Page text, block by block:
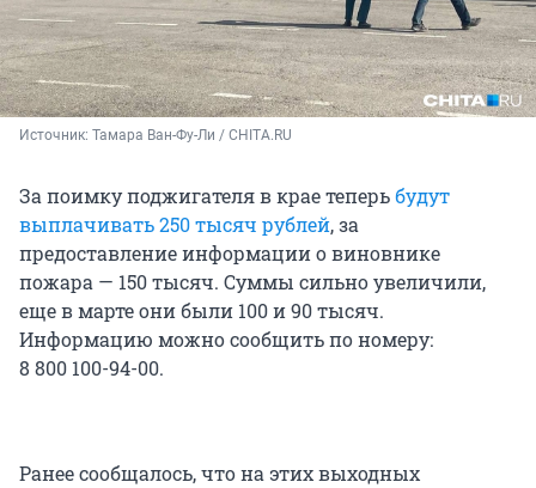
Источник: Тамара Ван-Фу-Ли / CHITA.RU
За поимку поджигателя в крае теперьбудут
выплачивать 250 тысяч рублей, за
предоставление информации о виновнике
пожара — 150 тысяч. Суммы сильно увеличили,
еще в марте они были 100 и 90 тысяч.
Информацию можно сообщить по номеру:
8 800 100-94-00.
Ранее сообщалось, что на этих выходных